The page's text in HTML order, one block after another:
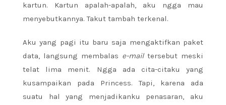
kartun. Kartun apalah-apalah, aku ngga mau
menyebutkannya. Takut tambah terkenal.
Aku yang pagi itu baru saja mengaktifkan paket
data, langsung membalas e-mailtersebut meski
telat lima menit. Ngga ada cita-citaku yang
kusampaikan pada Princess. Tapi, karena ada
suatu hal yang menjadikanku penasaran, aku